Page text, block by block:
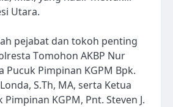
Utara.
pejabat dan tokoh penting
Tomohon AKBP Nur
Pucuk Pimpinan KGPM Bpk.
S.Th, MA, serta Ketua
Pimpinan KGPM, Pnt. Steven J.